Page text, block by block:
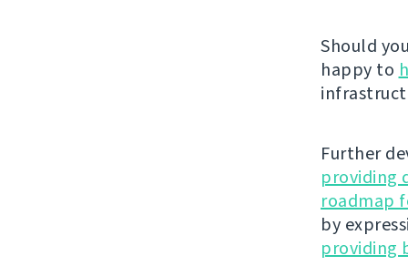
Should
happy to
Further
providing
roadmap
by
providing